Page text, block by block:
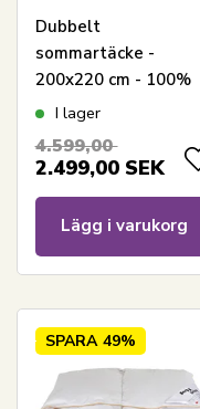
Dubbelt
sommartäcke -
200x220 cm - 100%
gåsdun - Borg Living
I lager
4.599,00
2.499,00 SEK
Lägg i varukorg
SPARA 49%